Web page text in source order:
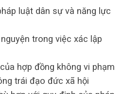
luật dân sự và năng lực
trong việc xác lập
hợp đồng không vi phạm
trái đạo đức xã hội